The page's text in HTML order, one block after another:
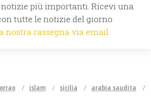
più importanti. Ricevi una
tutte le notizie del giorno
nostra rassegna via email.
islam sicilia
arabia saudita